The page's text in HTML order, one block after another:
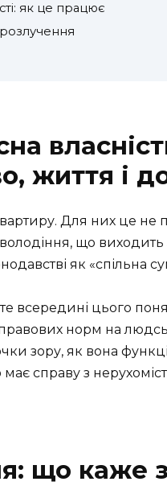
як це працює
життя і
Для них це не
що
як «спільна
всередині цього
правових норм на
зору, як вона
має справу з
що каже